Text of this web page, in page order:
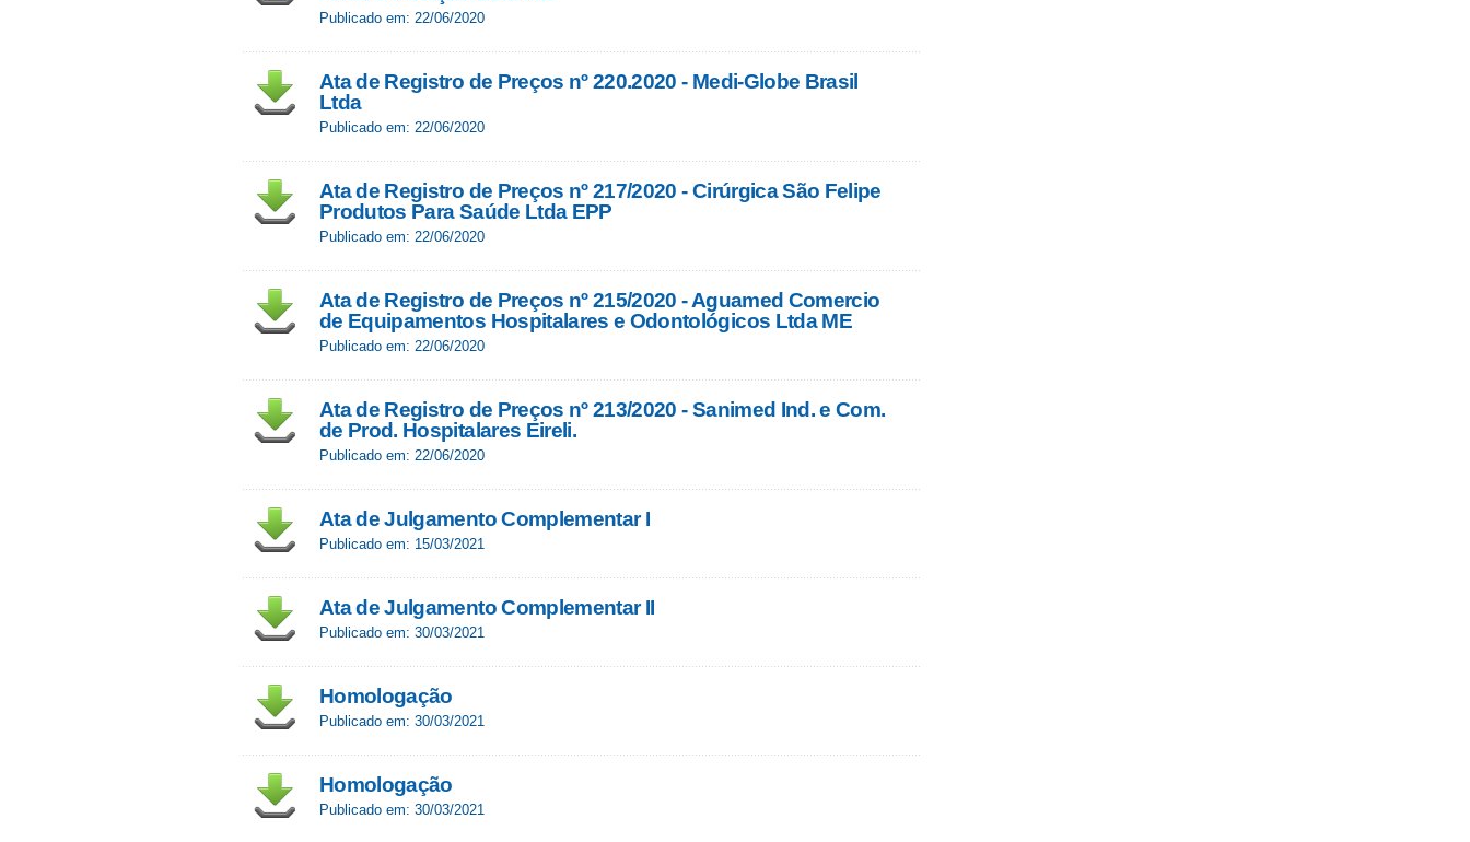
Publicado em: 22/06/2020
Ata de Registro de Preços nº 220.2020 - Medi-Globe Brasil
Ltda
Publicado em: 22/06/2020
Ata de Registro de Preços nº 217/2020 - Cirúrgica São Felipe
Produtos Para Saúde Ltda EPP
Publicado em: 22/06/2020
Ata de Registro de Preços nº 215/2020 - Aguamed Comercio
de Equipamentos Hospitalares e Odontológicos Ltda ME
Publicado em: 22/06/2020
Ata de Registro de Preços nº 213/2020 - Sanimed Ind. e Com.
de Prod. Hospitalares Eireli.
Publicado em: 22/06/2020
Ata de Julgamento Complementar I
Publicado em: 15/03/2021
Ata de Julgamento Complementar II
Publicado em: 30/03/2021
Homologação
Publicado em: 30/03/2021
Homologação
Publicado em: 30/03/2021